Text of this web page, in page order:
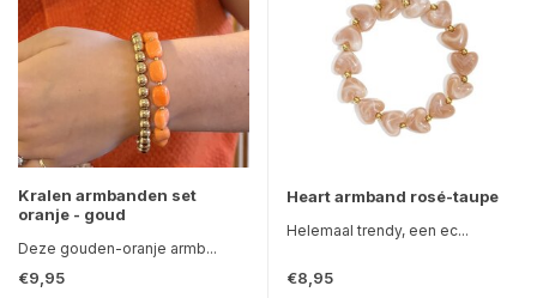
Kralen armbanden set
oranje - goud
Deze gouden-oranje armb...
€9,95
Heart armband rosé-taupe
Helemaal trendy, een ec...
€8,95